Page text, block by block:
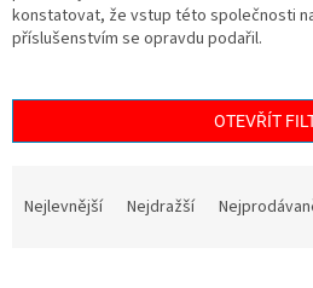
konstatovat, že vstup této společnosti
příslušenstvím se opravdu podařil.
OTEVŘÍT
Nejlevnější Nejdražší